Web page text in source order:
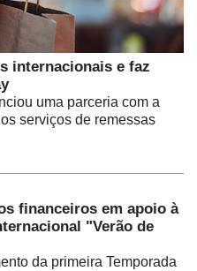
internacionais e faz
uma parceria com a
serviços de remessas
financeiros em apoio à
"Verão de
da primeira Temporada